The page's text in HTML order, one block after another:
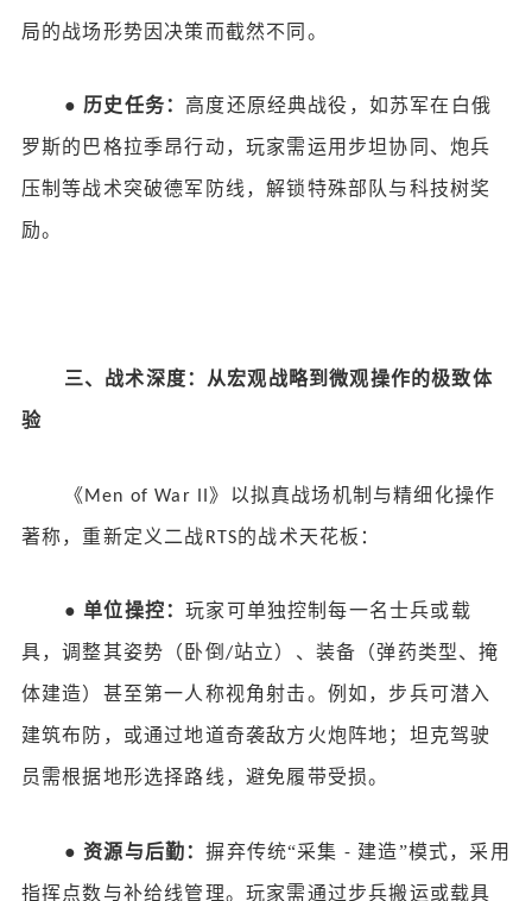
局的战场形势因决策而截然不同。
● 历史任务： 高度还原经典战役，如苏军在白俄
罗斯的巴格拉季昂行动，玩家需运用步坦协同、炮兵
压制等战术突破德军防线，解锁特殊部队与科技树奖
励。
三、战术深度：从宏观战略到微观操作的极致体
验
《 Men of War II 》以拟真战场机制与精细化操作
著称，重新定义二战 RTS的战术天花板：
● 单位操控：玩家可单独控制每一名士兵或载
具，调整其姿势（卧倒 /站立）、装备（弹药类型、掩
体建造）甚至第一人称视角射击。例如，步兵可潜入
建筑布防，或通过地道奇袭敌方火炮阵地；坦克驾驶
员需根据地形选择路线，避免履带受损。
● 资源与后勤：摒弃传统“采集 - 建造”模式，采用
指挥点数与补给线管理。玩家需通过步兵搬运或载具